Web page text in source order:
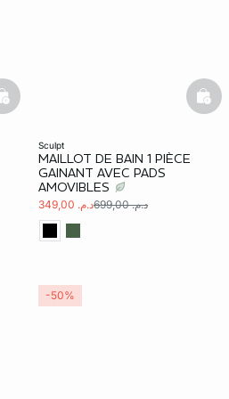
basketfull
sculpt
MAILLOT DE BAIN 1 PIÈCE
GAINANT AVEC PADS
AMOVIBLES
د.م. 349,00 د.م. 699,00
-50%